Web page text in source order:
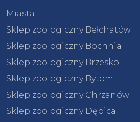
Miasta
Sklep zoologiczny Bełchatów
Sklep zoologiczny Bochnia
Sklep zoologiczny Brzesko
Sklep zoologiczny Bytom
Sklep zoologiczny Chrzanów
Sklep zoologiczny Dębica